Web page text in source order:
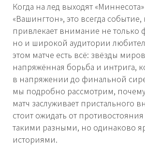
Когда на лед выходят
«Вашингтон», это всегда событие,
привлекает внимание не только
но и широкой аудитории
этом матче есть всё: звёзды
напряжённая борьба и интрига,
в напряжении до финальной
мы подробно рассмотрим,
матч заслуживает пристального
стоит ожидать от
такими разными, но одинаково
историями.